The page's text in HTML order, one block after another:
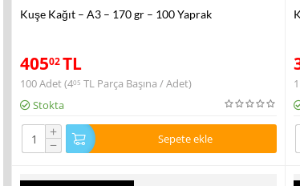
Kuşe Kağıt – A3 – 170 gr – 100 Yaprak
40502TL
100 Adet (405 TL Parça Başına / Adet)
Stokta
+
− Sepete ekle